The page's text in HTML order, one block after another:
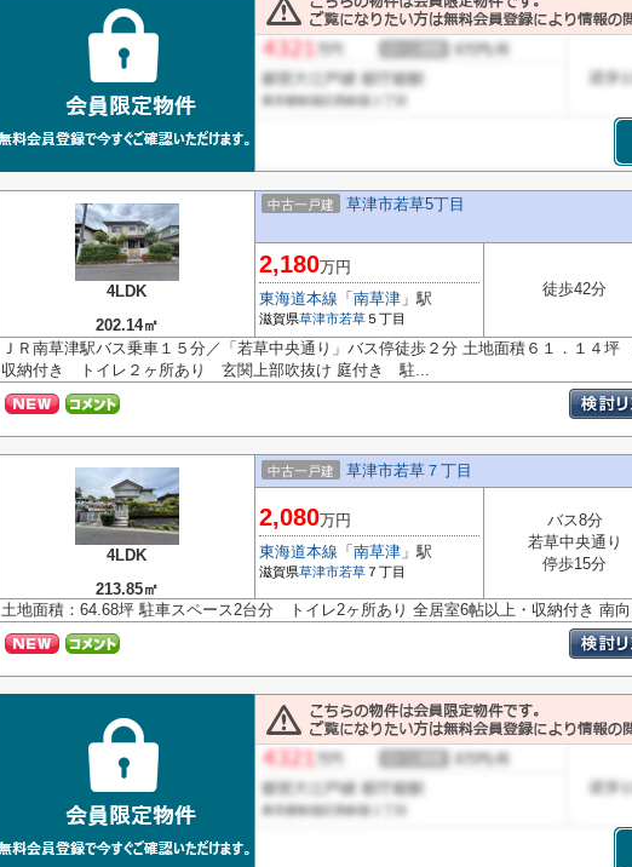
4LDK
202.14㎡
中古一戸建 草津市若草5丁目
2,180万円
東海道本線 「 南草津 」駅
滋賀県草津市若草 ５丁目
徒歩42分
ＪＲ南草津駅バス乗車１５分／「若草中央通り」バス停徒歩２分 土地面積６１．１４
収納付き トイレ２ヶ所あり 玄関上部吹抜け 庭付き 駐...
4LDK
213.85㎡
中古一戸建 草津市若草７丁目
2,080万円
東海道本線 「 南草津 」駅
滋賀県草津市若草 ７丁目
バス8分
若草中央通り
停歩15分
土地面積：64.68坪 駐車スペース2台分 トイレ2ヶ所あり 全居室6帖以上・収納付き 南